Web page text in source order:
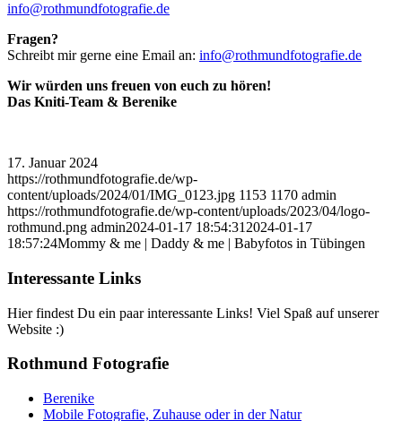
info@rothmundfotografie.de
Fragen?
Schreibt mir gerne eine Email an: info@rothmundfotografie.de
Wir würden uns freuen von euch zu hören!
Das Kniti-Team & Berenike
17. Januar 2024
https://rothmundfotografie.de/wp-
content/uploads/2024/01/IMG_0123.jpg 1153 1170 admin
https://rothmundfotografie.de/wp-content/uploads/2023/04/logo-
rothmund.png admin2024-01-17 18:54:31 2024-01-17
18:57:24Mommy & me | Daddy & me | Babyfotos in Tübingen
Interessante Links
Hier findest Du ein paar interessante Links! Viel Spaß auf unserer
Website :)
Rothmund Fotografie
Berenike
Mobile Fotografie, Zuhause oder in der Natur